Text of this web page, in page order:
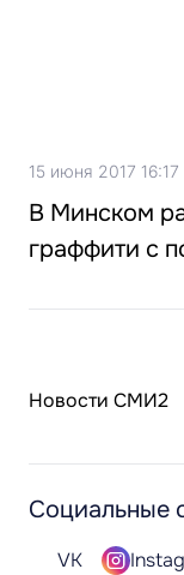
15 июня 2017 16:17
В Минском
граффити с
Новости СМИ2
Социальные
VK